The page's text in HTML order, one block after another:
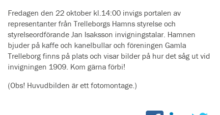
Fredagen den 22 oktober kl.14:00 invigs portalen av
representanter från Trelleborgs Hamns styrelse och
styrelseordförande Jan Isaksson invigningstalar. Hamnen
bjuder på kaffe och kanelbullar och föreningen Gamla
Trelleborg finns på plats och visar bilder på hur det såg ut vid
invigningen 1909. Kom gärna förbi!
(Obs! Huvudbilden är ett fotomontage.)